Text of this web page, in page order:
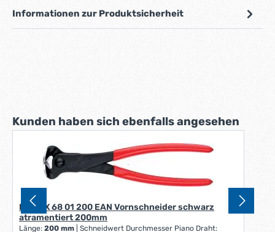
Informationen zur Produktsicherheit
Produktgalerie überspringen
Kunden haben sich ebenfalls angesehen
KNIPEX 68 01 200 EAN Vornschneider schwarz
atramentiert 200mm
Länge:200 mm
Schneidwert Durchmesser Piano Draht: